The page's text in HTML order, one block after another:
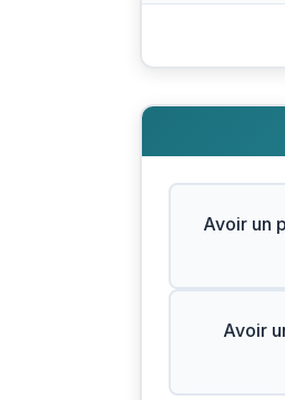
Avoir un
Avoir